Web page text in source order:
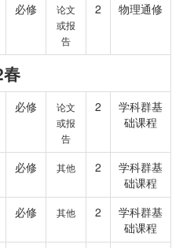
必修
论文
或报
告
2 物理通修
必修
论文
或报
告
2
学科群基
础课程
必修 其他 2
学科群基
础课程
必修 其他 2
学科群基
础课程